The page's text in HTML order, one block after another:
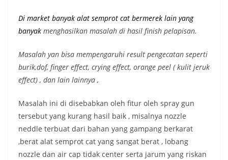
Di market banyak alat semprot cat bermerek lain yang
banyak menghasilkan masalah di hasil finish pelapisan.
Masalah yan bisa mempengaruhi result pengecatan seperti
burik,dof, finger effect, crying effect, orange peel ( kulit jeruk
effect) , dan lain lainnya ,
Masalah ini di disebabkan oleh fitur oleh spray gun
tersebut yang kurang hasil baik , misalnya nozzle
neddle terbuat dari bahan yang gampang berkarat
,berat alat semprot cat yang sangat berat , lobang
nozzle dan air cap tidak center serta jarum yang riskan